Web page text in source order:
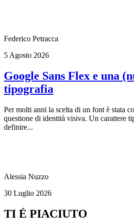
Federico Petracca
5 Agosto 2026
Google Sans Flex e una
tipografia
Per molti anni la scelta di un font è stata
questione di identità visiva. Un carattere
definire...
Alessia Nuzzo
30 Luglio 2026
TI É PIACIUTO